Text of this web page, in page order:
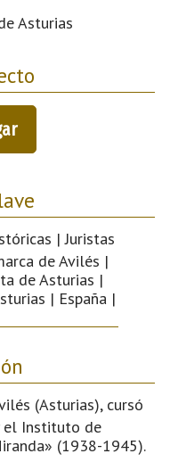
Asturias
| Juristas
de Avilés |
de Asturias |
| España |
(Asturias), cursó
el Instituto de
(1938-1945).